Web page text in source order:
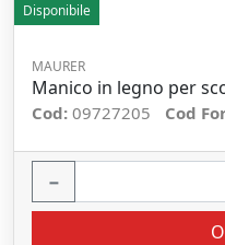
Disponibile
MAURER
Manico in legno per
Cod: 09727205 Cod
−